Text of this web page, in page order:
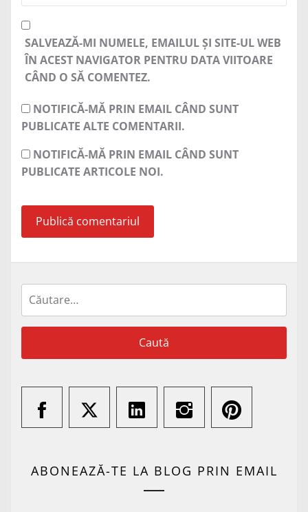
SALVEAZĂ-MI NUMELE, EMAILUL ȘI SITE-UL WEB
ÎN ACEST NAVIGATOR PENTRU DATA VIITOARE
CÂND O SĂ COMENTEZ.
NOTIFICĂ-MĂ PRIN EMAIL CÂND SUNT
PUBLICATE ALTE COMENTARII.
NOTIFICĂ-MĂ PRIN EMAIL CÂND SUNT
PUBLICATE ARTICOLE NOI.
după:
ABONEAZĂ-TE LA BLOG PRIN EMAIL